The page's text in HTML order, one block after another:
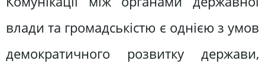
влади та громадськістю є однією з умов
демократичного розвитку держави,